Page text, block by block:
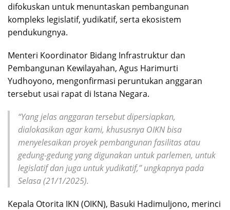
difokuskan untuk menuntaskan pembangunan
kompleks legislatif, yudikatif, serta ekosistem
pendukungnya.
Menteri Koordinator Bidang Infrastruktur dan
Pembangunan Kewilayahan, Agus Harimurti
Yudhoyono, mengonfirmasi peruntukan anggaran
tersebut usai rapat di Istana Negara.
“Yang jelas anggaran tersebut dipersiapkan,
dialokasikan agar kami, khususnya OIKN bisa
menyelesaikan proyek pembangunan fasilitas atau
gedung-gedung yang digunakan untuk parlemen, untuk
legislatif dan juga untuk yudikatif,” ungkapnya pada
Selasa (21/1/2025).
Kepala Otorita IKN (OIKN), Basuki Hadimuljono, merinci